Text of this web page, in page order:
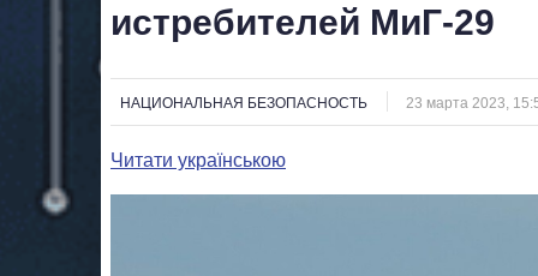
истребителей МиГ-29
НАЦИОНАЛЬНАЯ БЕЗОПАСНОСТЬ 23 марта 2023,
Читати українською